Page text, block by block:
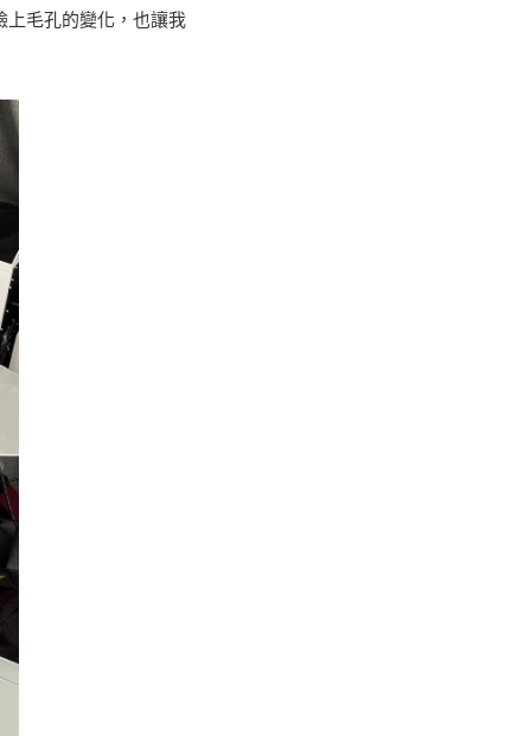
上毛孔的變化，也讓我